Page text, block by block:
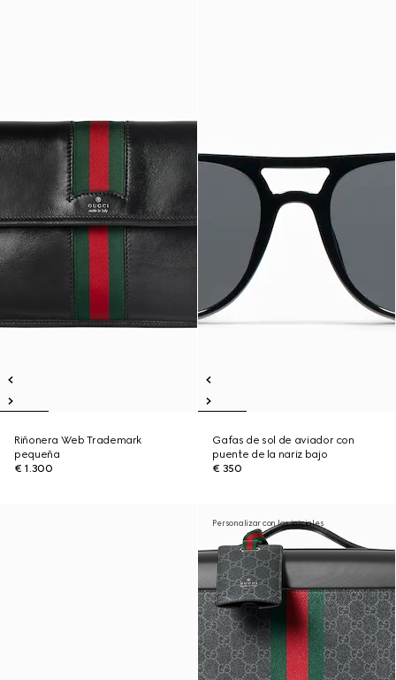
Riñonera Web Trademark
pequeña
€ 1.300
Gafas de sol de aviador con
puente de la nariz bajo
€ 350
Personalizar con las iniciales